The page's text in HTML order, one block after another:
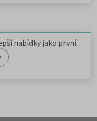
nabídky jako první.